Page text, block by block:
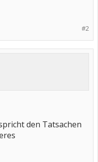
#2
den Tatsachen